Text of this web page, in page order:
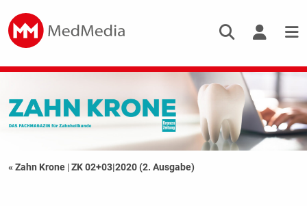
« Zahn Krone |ZK 02+03|2020 (2. Ausgabe)